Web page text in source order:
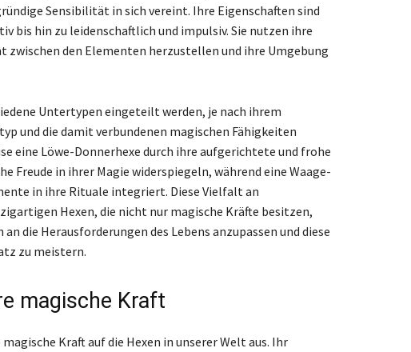
Sensibilität in sich vereint. Ihre Eigenschaften sind
bis hin zu leidenschaftlich und impulsiv. Sie nutzen ihre
zwischen den Elementen herzustellen und ihre Umgebung
Untertypen eingeteilt werden, je nach ihrem
und die damit verbundenen magischen Fähigkeiten
eine Löwe-Donnerhexe durch ihre aufgerichtete und frohe
Freude in ihrer Magie widerspiegeln, während eine Waage-
in ihre Rituale integriert. Diese Vielfalt an
Hexen, die nicht nur magische Kräfte besitzen,
die Herausforderungen des Lebens anzupassen und diese
zu meistern.
magische Kraft
Kraft auf die Hexen in unserer Welt aus. Ihr